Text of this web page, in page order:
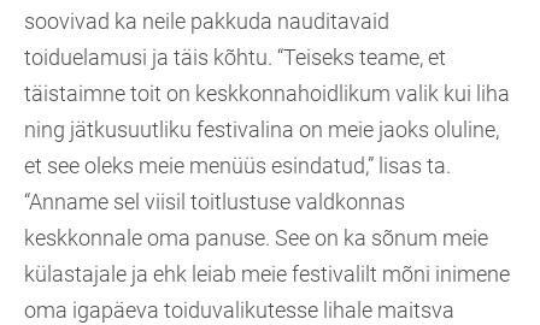
soovivad ka neile pakkuda nauditavaid
toiduelamusi ja täis kõhtu. “Teiseks teame, et
täistaimne toit on keskkonnahoidlikum valik kui liha
ning jätkusuutliku festivalina on meie jaoks oluline,
et see oleks meie menüüs esindatud,” lisas ta.
“Anname sel viisil toitlustuse valdkonnas
keskkonnale oma panuse. See on ka sõnum meie
külastajale ja ehk leiab meie festivalilt mõni inimene
oma igapäeva toiduvalikutesse lihale maitsva